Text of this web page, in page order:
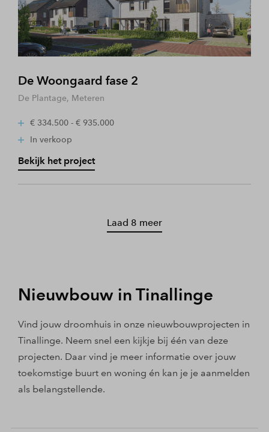
De Woongaard fase 2
De Plantage, Meteren
€ 334.500 - € 935.000
In verkoop
Bekijk het project
Laad 8 meer
Nieuwbouw in Tinallinge
Vind jouw droomhuis in onze nieuwbouwprojecten in
Tinallinge. Neem snel een kijkje bij één van deze
projecten. Daar vind je meer informatie over jouw
toekomstige buurt en woning én kan je je aanmelden
als belangstellende.